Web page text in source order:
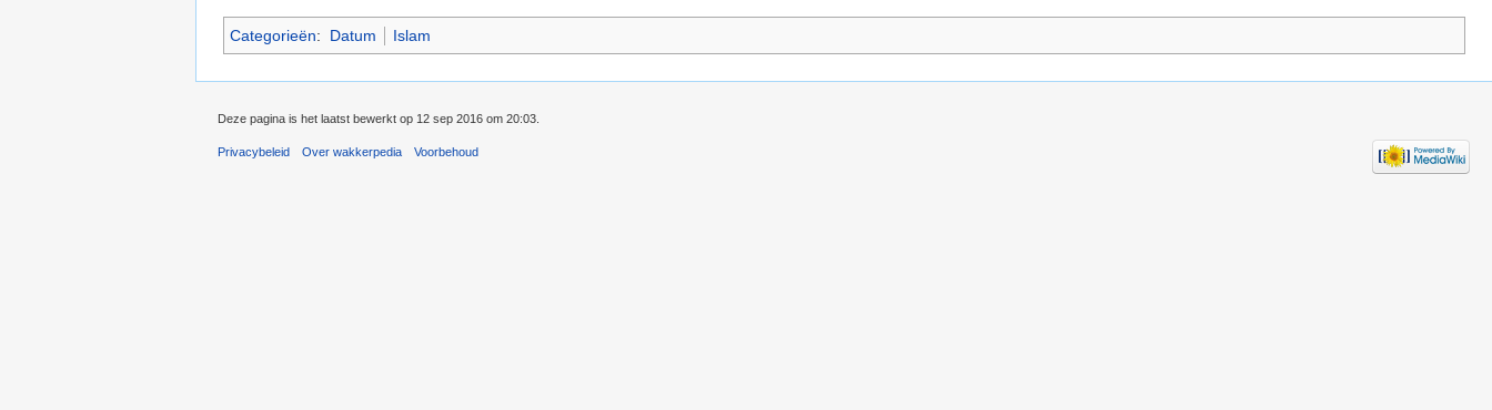
Categorieën: Datum Islam
Deze pagina is het laatst bewerkt op 12 sep 2016 om 20:03.
Privacybeleid Over wakkerpedia Voorbehoud